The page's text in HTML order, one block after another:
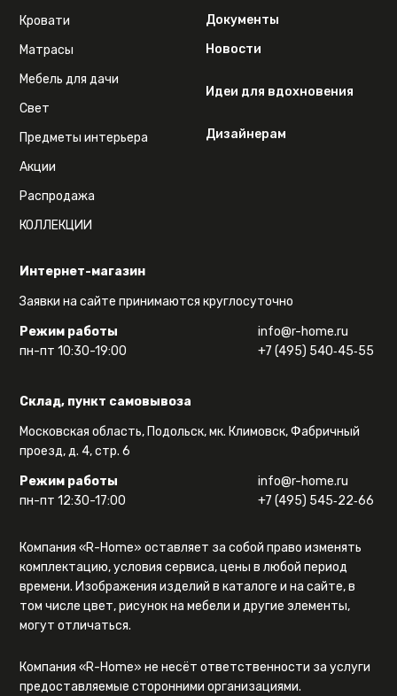
Интернет-магазин
Заявки на сайте принимаются круглосуточно
Режим работы
пн-пт 10:30-19:00
info@r-home.ru
+7 (495) 540‑45‑55
Склад, пункт самовывоза
Московская область, Подольск, мк. Климовск, Фабричный
проезд, д. 4, стр. 6
Режим работы
пн-пт 12:30-17:00
info@r-home.ru
+7 (495) 545‑22‑66
Кровати
Матрасы
Мебель для дачи
Свет
Предметы интерьера
Акции
Распродажа
КОЛЛЕКЦИИ
Документы
Новости
Идеи для вдохновения
Дизайнерам
Компания «R-Home» оставляет за собой право изменять
комплектацию, условия сервиса, цены в любой период
времени. Изображения изделий в каталоге и на сайте, в
том числе цвет, рисунок на мебели и другие элементы,
могут отличаться.
Компания «R-Home» не несёт ответственности за услуги
предоставляемые сторонними организациями.